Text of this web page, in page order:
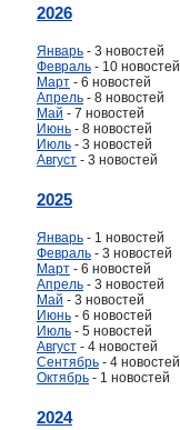
2026
Январь - 3 новостей
Февраль - 10 новостей
Март - 6 новостей
Апрель - 8 новостей
Май - 7 новостей
Июнь - 8 новостей
Июль - 3 новостей
Август - 3 новостей
2025
Январь - 1 новостей
Февраль - 3 новостей
Март - 6 новостей
Апрель - 3 новостей
Май - 3 новостей
Июнь - 6 новостей
Июль - 5 новостей
Август - 4 новостей
Сентябрь - 4 новостей
Октябрь - 1 новостей
2024